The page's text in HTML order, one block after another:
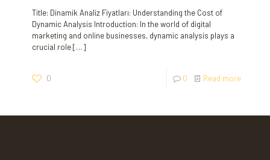
Title: Dinamik Analiz Fiyatları: Understanding the Cost of
Dynamic Analysis Introduction: In the world of digital
marketing and online businesses, dynamic analysis plays a
crucial role[…]
0 0 Read more